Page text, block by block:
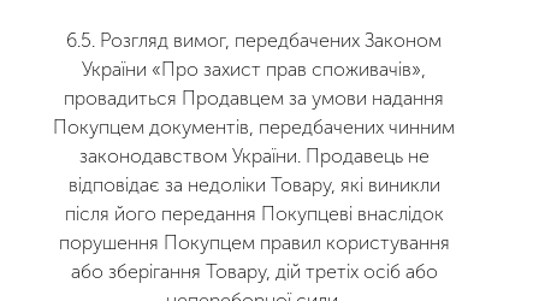
6.5. Розгляд вимог, передбачених Законом
України «Про захист прав споживачів»,
провадиться Продавцем за умови надання
Покупцем документів, передбачених чинним
законодавством України. Продавець не
відповідає за недоліки Товару, які виникли
після його передання Покупцеві внаслідок
порушення Покупцем правил користування
або зберігання Товару, дій третіх осіб або